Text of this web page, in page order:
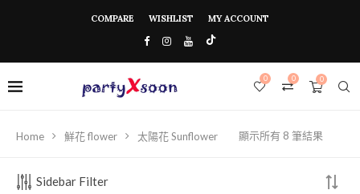
COMPARE WISHLIST MY ACCOUNT
0
0
0
Home 鮮花 flower 太陽花 Sunflower 顯示所有 8 筆結果
Sidebar Filter